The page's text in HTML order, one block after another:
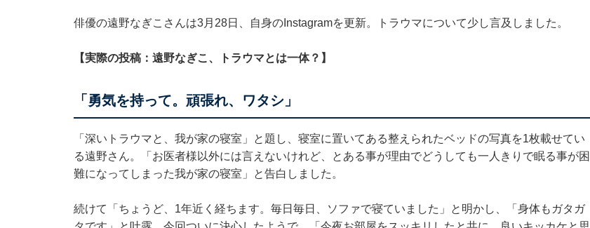
俳優の遠野なぎこさんは3月28日、自身のInstagramを更新。トラウマについて少し言及しました。
【実際の投稿：遠野なぎこ、トラウマとは一体？】
「勇気を持って。頑張れ、ワタシ」
「深いトラウマと、我が家の寝室」と題し、寝室に置いてある整えられたベッドの写真を1枚載せてい
る遠野さん。「お医者様以外には言えないけれど、とある事が理由でどうしても一人きりで眠る事が困
難になってしまった我が家の寝室」と告白しました。
続けて「ちょうど、1年近く経ちます。毎日毎日、ソファで寝ていました」と明かし、「身体もガタガ